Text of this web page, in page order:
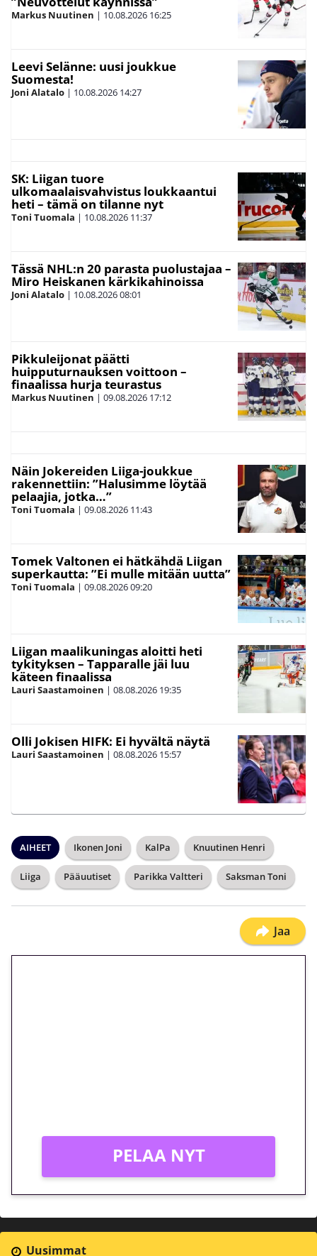
Markus Nuutinen | 10.08.2026 16:25
Leevi Selänne: uusi joukkue
Suomesta!
Joni Alatalo | 10.08.2026 14:27
SK: Liigan tuore
ulkomaalaisvahvistus loukkaantui
heti – tämä on tilanne nyt
Toni Tuomala | 10.08.2026 11:37
Tässä NHL:n 20 parasta puolustajaa –
Miro Heiskanen kärkikahinoissa
Joni Alatalo | 10.08.202608:01
Pikkuleijonat päätti
huipputurnauksen voittoon –
finaalissa hurja teurastus
Markus Nuutinen | 09.08.2026 17:12
Näin Jokereiden Liiga-joukkue
rakennettiin: ”Halusimme löytää
pelaajia, jotka…”
Toni Tuomala | 09.08.2026 11:43
Tomek Valtonen ei hätkähdä Liigan
superkautta: ”Ei mulle mitään uutta”
Toni Tuomala | 09.08.202609:20
Liigan maalikuningas aloitti heti
tykityksen – Tapparalle jäi luu
käteen finaalissa
Lauri Saastamoinen | 08.08.2026 19:35
Olli Jokisen HIFK: Ei hyvältä näytä
Lauri Saastamoinen | 08.08.2026 15:57
AIHEET Ikonen Joni KalPa Knuutinen Henri
Liiga Pääuutiset Parikka Valtteri Saksman Toni
Jaa
PELAA NYT
Uusimmat